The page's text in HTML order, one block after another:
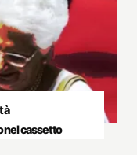
nel cassetto